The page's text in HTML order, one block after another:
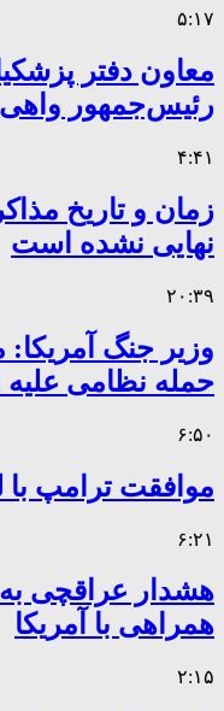
۵:۱۷
معاون دفتر
رئیس‌جمهور
۴:۴۱
زمان و تاریخ
نهایی نشده است
۲۰:۳۹
وزیر جنگ
حمله نظامی
۶:۵۰
موافقت ترامپ با
۶:۲۱
هشدار عراقچی به
همراهی با آمریکا
۲:۱۵